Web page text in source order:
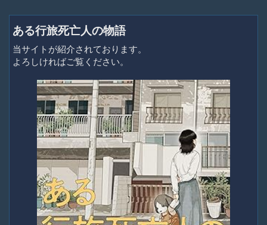
ある行旅死亡人の物語
当サイトが紹介されております。
よろしければご覧ください。